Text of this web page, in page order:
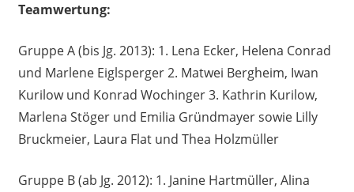
Teamwertung:
Gruppe A (bis Jg. 2013): 1. Lena Ecker, Helena Conrad
und Marlene Eiglsperger 2. Matwei Bergheim, Iwan
Kurilow und Konrad Wochinger 3. Kathrin Kurilow,
Marlena Stöger und Emilia Gründmayer sowie Lilly
Bruckmeier, Laura Flat und Thea Holzmüller
Gruppe B (ab Jg. 2012): 1. Janine Hartmüller, Alina